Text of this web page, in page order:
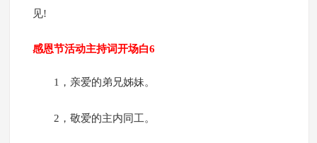
见!
感恩节活动主持词开场白6
1，亲爱的弟兄姊妹。
2，敬爱的主内同工。